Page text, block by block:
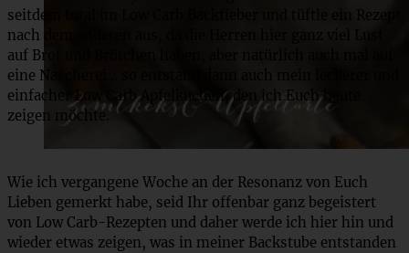
seitdem total im Low Carb Backfieber und tüftle ein Rezept
nach dem anderen aus, da die Herren hier ganz viel Lust
auf Brot und Brötchen haben, aber natürlich auch mal auf
eine Nascherei… so entstand dann auch mein leckerer und
einfacher Low Carb Apfelkuchen, den ich Euch heute
zeigen möchte.
Wie ich vergangene Woche an der Resonanz von Euch
Lieben gemerkt habe, seid Ihr offenbar ganz begeistert
von Low Carb-Rezepten und daher werde ich hier hin und
wieder etwas zeigen, was in meiner Backstube entstanden